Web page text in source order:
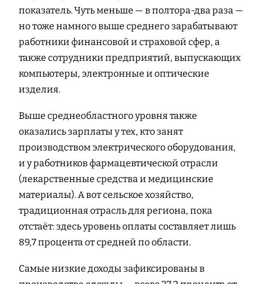
показатель. Чуть меньше — в полтора-два раза —
но тоже намного выше среднего зарабатывают
работники финансовой и страховой сфер, а
также сотрудники предприятий, выпускающих
компьютеры, электронные и оптические
изделия.
Выше среднеобластного уровня также
оказались зарплаты у тех, кто занят
производством электрического оборудования,
и у работников фармацевтической отрасли
(лекарственные средства и медицинские
материалы). А вот сельское хозяйство,
традиционная отрасль для региона, пока
отстаёт: здесь уровень оплаты составляет лишь
89,7 процента от средней по области.
Самые низкие доходы зафиксированы в